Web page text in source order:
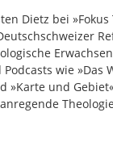
Dietz bei »Fokus
wie »Das
»Karte und